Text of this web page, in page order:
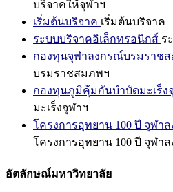
บริจาคให้จุฬาฯ
เริ่มต้นบริจาค เริ่มต้นบริจาค
ระบบบริจาคอิเล็กทรอนิกส์ ร
กองทุนจุฬาลงกรณ์บรมราช
บรมราชสมภพฯ
กองทุนภูมิคุ้มกันบำบัดมะเร็ง
มะเร็งจุฬาฯ
โครงการอุทยาน 100 ปี จุฬา
โครงการอุทยาน 100 ปี จุฬา
อัตลักษณ์มหาวิทยาลัย